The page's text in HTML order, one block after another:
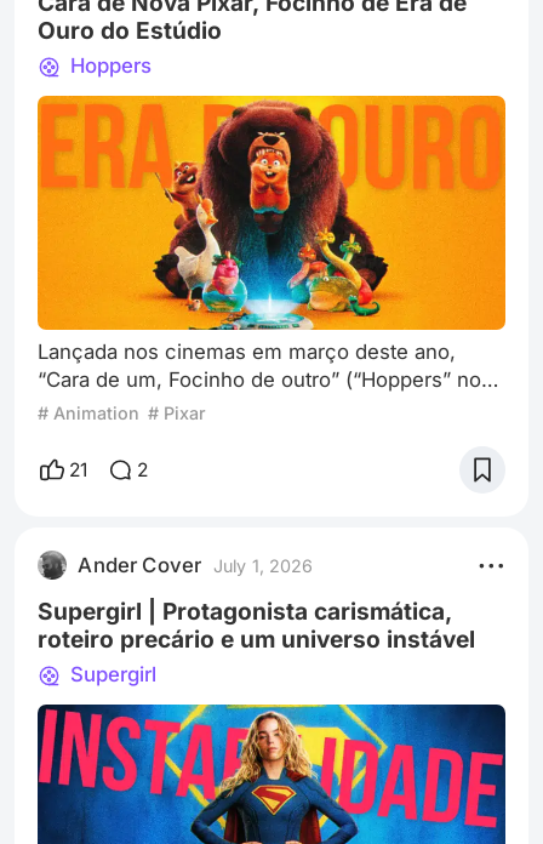
Ouro do Estúdio
Hoppers
Lançada nos cinemas em março deste ano,
“Cara de um, Focinho de outro” (“Hoppers” no
original) é a mais nova animação original da
filme na época de seu lançamento e me
oportunidade do Desafio deste mês, juntamente
com sua chegada ao streaming do Mickey, para
citar brev
# Animation # Pixar
21 2
Ander Cover July 1, 2026
Supergirl | Protagonista carismática,
roteiro precário e um universo instável
Supergirl